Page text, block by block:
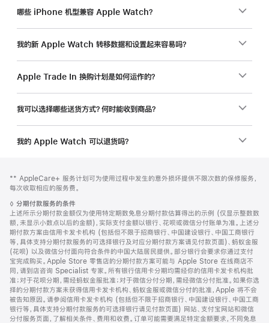
哪些 iPhone 机型兼容 Apple Watch？
我的新 Apple Watch 转移数据和设置起来容易吗？
Apple Trade In 换购计划是如何运作的？
我可以选择哪些送货方式？何时能收到商品？
我的 Apple Watch 可以退货吗？
页
页
脚
脚
注
** AppleCare+ 服务计划可为使用过程中发生的意外损坏提供不限次数的保修服务，
每次收取相应的服务费。
脚
注
◊ 分期付款服务的条件
上述所示分期付款金额仅为使用特定期数免息分期付款估算得出的示例 (仅显示整数数
额，未显示小数点以后的金额)，实际支付金额以银行、花呗或微信分付账单为准。上述分
期付款方案由信用卡发卡机构 (包括但不限于招商银行、中国建设银行、中国工商银行
等，具体支持分期付款服务的可选择银行及对应分期付款方案请见付款页面)、蚂蚁金服
(花呗) 以及微信分付面向符合条件的中国大陆居民提供。部分银行会要求你通过支付
宝完成购买。Apple Store 零售店的分期付款方案可能与 Apple Store 在线商店不
同，请到店咨询 Specialist 专家。所有银行信用卡分期均需经你的信用卡发卡机构批
准；对于花呗分期，需经蚂蚁金服批准；对于微信分付分期，需经微信分付批准。如果你选
择的分期付款方案未获得信用卡发卡机构、蚂蚁金服或微信分付的批准，Apple 将不会
被告知原因。请参阅信用卡发卡机构 (包括但不限于招商银行、中国建设银行、中国工商
银行等，具体支持分期付款服务的可选择银行请见付款页面) 网站、支付宝网站和微信
分付服务页面，了解相关条件、费用和收费。订单可能需要满足特定金额要求，不同免息